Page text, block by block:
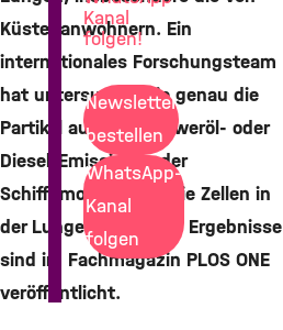
Küstenanwohnern. Ein
internationales Forschungsteam
hat untersucht, wie genau die
Partikel aus den Schweröl- oder
Diesel-Emissionen der
Schiffsmotoren auf die Zellen in
der Lunge wirken. Die Ergebnisse
sind im Fachmagazin PLOS ONE
veröffentlicht.
Kanal
folgen!
Newsletter
bestellen
WhatsApp-
Kanal
folgen